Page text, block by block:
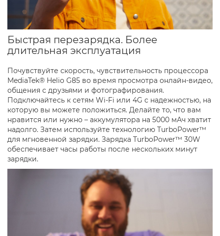
Быстрая перезарядка. Более
длительная эксплуатация
Почувствуйте скорость, чувствительность процессора
MediaTek® Helio G85 во время просмотра онлайн-видео,
общения с друзьями и фотографирования.
Подключайтесь к сетям Wi-Fi или 4G с надежностью, на
которую вы можете положиться. Делайте то, что вам
нравится или нужно – аккумулятора на 5000 мАч хватит
надолго. Затем используйте технологию TurboPower™
для мгновенной зарядки. Зарядка TurboPower™ 30W
обеспечивает часы работы после нескольких минут
зарядки.